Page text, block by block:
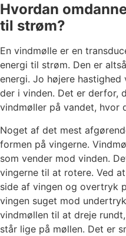
Hvordan
til strøm?
En vindmølle er en
energi til strøm. Den er
energi. Jo højere hastighed
der i vinden. Det er derfor,
vindmøller på vandet, hvor
Noget af det mest
formen på vingerne.
som vender mod vinden.
vingerne til at rotere. Ved
side af vingen og overtryk
vingen suget mod
vindmøllen til at dreje
står lige på møllen. Det er